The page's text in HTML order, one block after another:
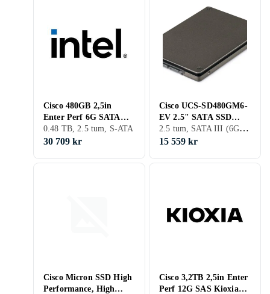
Cisco 480GB 2,5in
Enter Perf 6G SATA
Intel SSD
0.48 TB, 2.5 tum, S-ATA
30 709 kr
Cisco UCS-SD480GM6-
EV 2.5" SATA SSD
480GB
2.5 tum, SATA III (6Gb/s)
15 559 kr
Cisco Micron SSD High
Performance, High
Cisco 3,2TB 2,5in Enter
Perf 12G SAS Kioxia